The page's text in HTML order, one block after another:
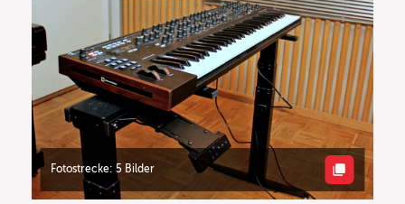
Fotostrecke: 5 Bilder